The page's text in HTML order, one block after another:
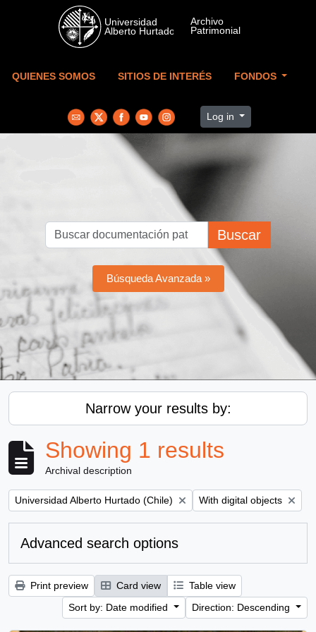
Skip to main content
QUIENES SOMOS SITIOS DE INTERÉS FONDOS
Log in
Buscar
Búsqueda Avanzada »
Narrow your results by:
Showing 1 results
Archival description
Remove filter:
Universidad Alberto Hurtado (Chile) Remove filter:
With digital objects
Advanced search options
Print preview Card view
Table view
Sort by: Date modified
Direction: Descending